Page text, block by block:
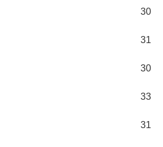
30
31
30
33
31